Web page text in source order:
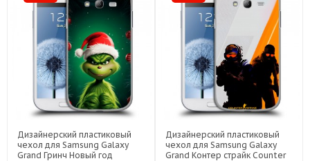
Дизайнерский пластиковый
чехол для Samsung Galaxy
Grand Гринч Новый год
Дизайнерский пластиковый
чехол для Samsung Galaxy
Grand Контер страйк Counter